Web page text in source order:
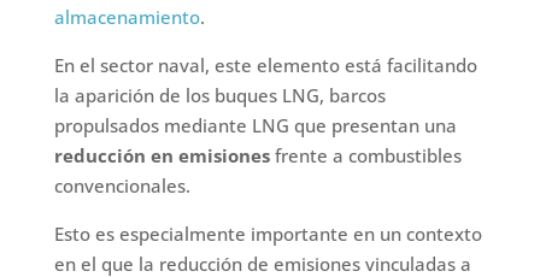
almacenamiento.
En el sector naval, este elemento está facilitando
la aparición de los buques LNG, barcos
propulsados mediante LNG que presentan una
reducción en emisiones frente a combustibles
convencionales.
Esto es especialmente importante en un contexto
en el que la reducción de emisiones vinculadas a